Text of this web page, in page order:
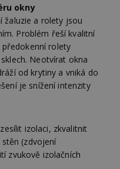
okny
žaluzie a rolety jsou
Problém řeší kvalitní
rolety
Neotvírat okna
od krytiny a vniká do
je snížení intenzity
izolaci, zkvalitnit
(zdvojení
zvukově izolačních